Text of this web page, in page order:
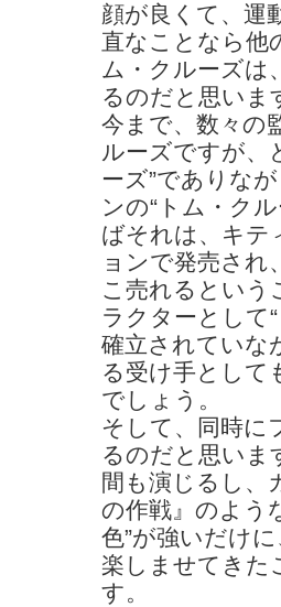
顔が良くて、運
直なことなら他
ム・クルーズは
るのだと思いま
今まで、数々の
ルーズですが、
ーズ”でありな
ンの“トム・ク
ばそれは、キテ
ョンで発売さ
こ売れるという
ラクターとして
確立されていな
る受け手として
でしょう。
そして、同時に
るのだと思いま
間も演じるし、
の作戦』のよう
色”が強いだけ
楽しませてきた
す。